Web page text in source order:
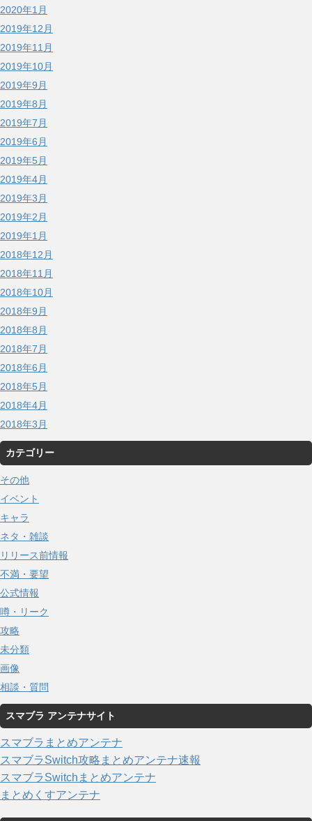
2020年1月
2019年12月
2019年11月
2019年10月
2019年9月
2019年8月
2019年7月
2019年6月
2019年5月
2019年4月
2019年3月
2019年2月
2019年1月
2018年12月
2018年11月
2018年10月
2018年9月
2018年8月
2018年7月
2018年6月
2018年5月
2018年4月
2018年3月
カテゴリー
その他
イベント
キャラ
ネタ・雑談
リリース前情報
不満・要望
公式情報
噂・リーク
攻略
未分類
画像
相談・質問
スマブラ アンテナサイト
スマブラまとめアンテナ
スマブラSwitch攻略まとめアンテナ速報
スマブラSwitchまとめアンテナ
まとめくすアンテナ